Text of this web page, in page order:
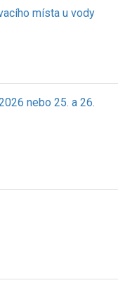
místa u vody
nebo 25. a 26.